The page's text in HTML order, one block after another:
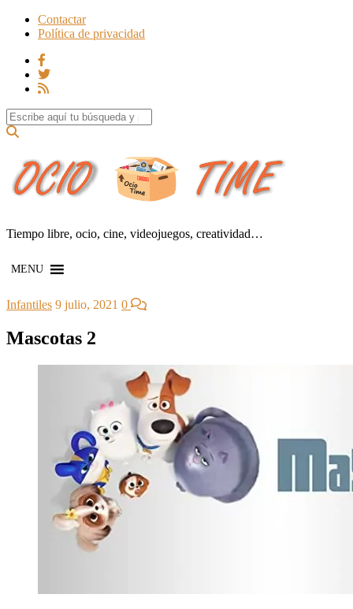
Contactar
Política de privacidad
Search for:
Tiempo libre, ocio, cine, videojuegos, creatividad…
MENU
Infantiles 9 julio, 2021 0
Mascotas 2